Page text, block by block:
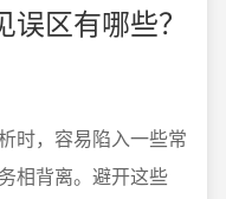
区有哪些？
时，容易陷入一些常
相背离。避开这些